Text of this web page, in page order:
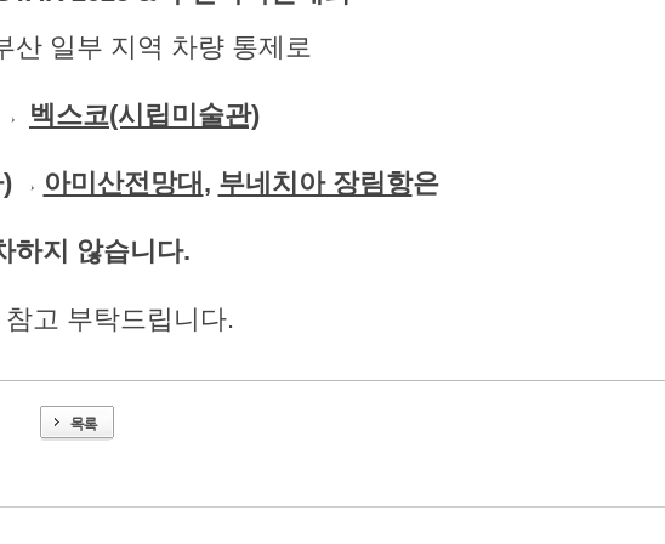
산 일부 지역 차량 통제로
→ 벡스코(시립미술관)
→ 아미산전망대 , 부네치아 장림항은
하지 않습니다.
참고 부탁드립니다.
목록